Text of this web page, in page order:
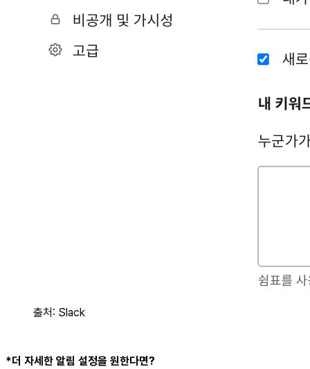
출처: Slack
*더 자세한 알림 설정을 원한다면?